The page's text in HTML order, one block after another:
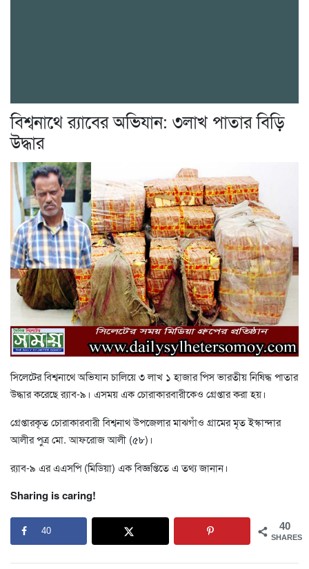
বিশ্বনাথে র‌্যাবের অভিযান: ৩লাখ পাতার বিড়ি
উদ্ধার
সিলেটের বিশ্বনাথে অভিযান চালিয়ে ৩ লাখ ১ হাজার পিস ভারতীয় নিষিদ্ধ পাতার
উদ্ধার করেছে র‌্যাব-৯। এসময় এক চোরাকারবারীকেও গ্রেপ্তার করা হয়।
গ্রেপ্তারকৃত চোরাকারবারী বিশ্বনাথ উপজেলার মাঝগাঁও গ্রামের মৃত ইস্কান্দার
আলীর পুত্র মো. আফরোজ আলী (৫৮)।
র‌্যাব-৯ এর এএসপি (মিডিয়া) এক বিজ্ঞপ্তিতে এ তথ্য জানান।
Sharing is caring!
40
SHARES
40